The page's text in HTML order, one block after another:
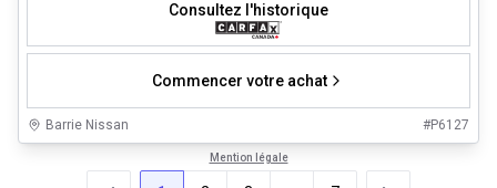
Consultez l'historique
Commencer votre achat
Barrie Nissan #P6127
Mention légale